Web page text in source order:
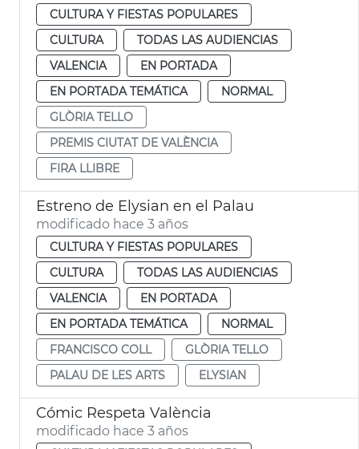
CULTURA Y FIESTAS POPULARES
CULTURA
TODAS LAS AUDIENCIAS
VALENCIA
EN PORTADA
EN PORTADA TEMÁTICA
NORMAL
GLÒRIA TELLO
PREMIS CIUTAT DE VALÈNCIA
FIRA LLIBRE
Estreno de Elysian en el Palau
modificado hace 3 años
CULTURA Y FIESTAS POPULARES
CULTURA
TODAS LAS AUDIENCIAS
VALENCIA
EN PORTADA
EN PORTADA TEMÁTICA
NORMAL
FRANCISCO COLL
GLÒRIA TELLO
PALAU DE LES ARTS
ELYSIAN
Cómic Respeta València
modificado hace 3 años